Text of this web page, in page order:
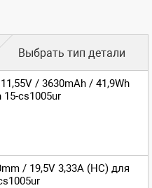
Выбрать тип детали
/ 3630mAh / 41,9Wh
cs1005ur
/ 19,5V 3,33A (HC) для